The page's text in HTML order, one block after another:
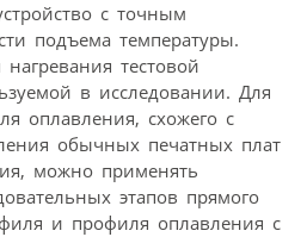
с точным
подъема температуры.
нагревания тестовой
в исследовании. Для
оплавления, схожего с
обычных печатных плат
можно применять
этапов прямого
и профиля оплавления с